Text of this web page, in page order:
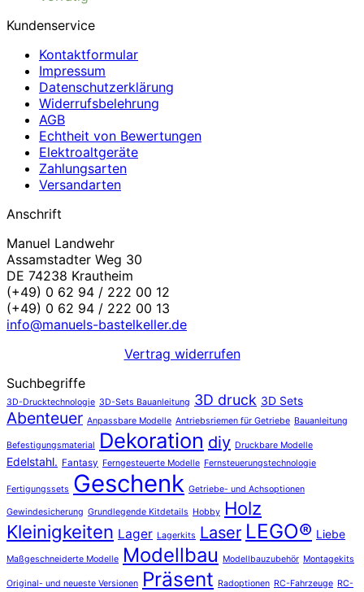
Kundenservice
Kontaktformular
Impressum
Datenschutzerklärung
Widerrufsbelehrung
AGB
Echtheit von Bewertungen
Elektroaltgeräte
Zahlungsarten
Versandarten
Anschrift
Manuel Landwehr
Assamstadter Weg 30
DE 74238 Krautheim
(+49) 0 62 94 / 222 00 12
(+49) 0 62 94 / 222 00 13
info@manuels-bastelkeller.de
Vertrag widerrufen
Suchbegriffe
3D-Drucktechnologie 3D-Sets Bauanleitung 3D druck 3D Sets
Abenteuer Anpassbare Modelle Antriebsriemen für Getriebe Bauanleitung
Befestigungsmaterial Dekoration diy Druckbare Modelle
Edelstahl. Fantasy Ferngesteuerte Modelle Fernsteuerungstechnologie
Fertigungssets Geschenk Getriebe- und Achsoptionen
Gewindesicherung Grundlegende Kitdetails Hobby Holz
Kleinigkeiten Lager Lagerkits Laser LEGO® Liebe
Maßgeschneiderte Modelle Modellbau Modellbauzubehör Montagekits
Original- und neueste Versionen Präsent Radoptionen RC-Fahrzeuge RC-